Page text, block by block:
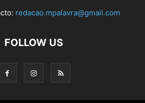
redacao.mpalavra@gmail.com
FOLLOW US